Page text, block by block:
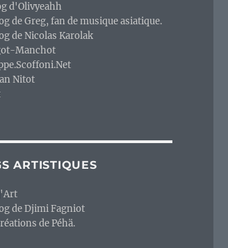
lignée. »
d'Olivyeahh
de Greg, fan de musique asiatique.
de Nicolas Karolak
Manchot
Nitot
ARTISTIQUES
de Djimi Fagniot
de Péhä.